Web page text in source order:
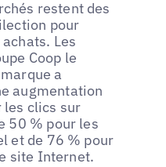
restent des
pour
Les
Coop le
a
augmentation
les clics sur
50 % pour les
et de 76 % pour
site Internet.